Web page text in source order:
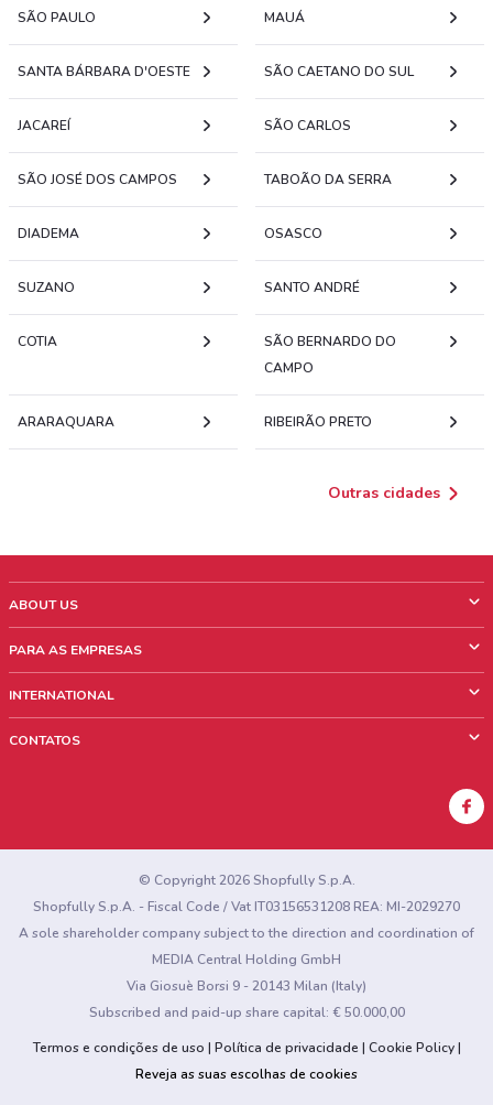
SÃO PAULO MAUÁ
SANTA BÁRBARA D'OESTE SÃO CAETANO DO SUL
JACAREÍ SÃO CARLOS
SÃO JOSÉ DOS CAMPOS TABOÃO DA SERRA
DIADEMA OSASCO
SUZANO SANTO ANDRÉ
COTIA
SÃO BERNARDO DO
CAMPO
ARARAQUARA RIBEIRÃO PRETO
Outras cidades
ABOUT US
Quem Somos
Trabalhe conosco
PARA AS EMPRESAS
Informações comerciais
INTERNATIONAL
CONTATOS
Encontrou algum problema no site ou no aplicativo?
© Copyright 2026 Shopfully S.p.A.
Shopfully S.p.A. - Fiscal Code / Vat IT03156531208 REA: MI-2029270
A sole shareholder company subject to the direction and coordination of
MEDIA Central Holding GmbH
Via Giosuè Borsi 9 - 20143 Milan (Italy)
Subscribed and paid-up share capital: € 50.000,00
Termos e condições de uso
Política de privacidade
Cookie Policy
Reveja as suas escolhas de cookies